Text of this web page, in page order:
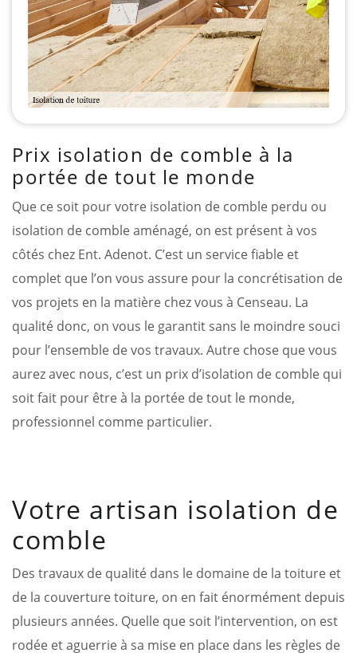
Prix isolation de comble à la
portée de tout le monde
Que ce soit pour votre isolation de comble perdu ou
isolation de comble aménagé, on est présent à vos
côtés chez Ent. Adenot. C’est un service fiable et
complet que l’on vous assure pour la concrétisation de
vos projets en la matière chez vous à Censeau. La
qualité donc, on vous le garantit sans le moindre souci
pour l’ensemble de vos travaux. Autre chose que vous
aurez avec nous, c’est un prix d’isolation de comble qui
soit fait pour être à la portée de tout le monde,
professionnel comme particulier.
Votre artisan isolation de
comble
Des travaux de qualité dans le domaine de la toiture et
de la couverture toiture, on en fait énormément depuis
plusieurs années. Quelle que soit l’intervention, on est
rodée et aguerrie à sa mise en place dans les règles de